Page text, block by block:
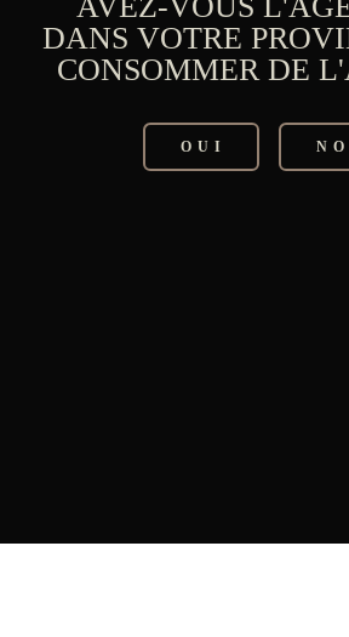
DANS VOTRE
CONSOMMER DE
OUI